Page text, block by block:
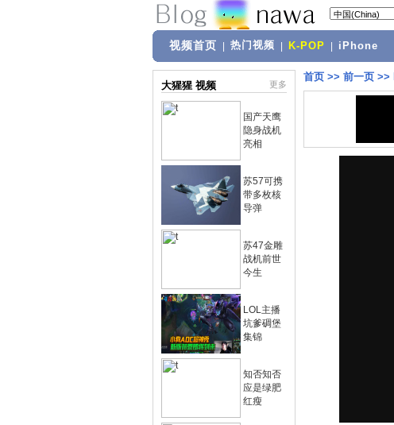
视频首页 热门视频 K-POP iPhone
大猩猩 视频 更多
国产天鹰
隐身战机
亮相
苏57可携
带多枚核
导弹
苏47金雕
战机前世
今生
LOL主播
坑爹碉堡
集锦
知否知否
应是绿肥
红瘦
首页 >> 前一页 >>